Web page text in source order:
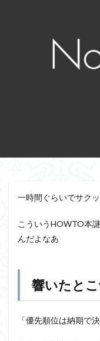
一時間ぐらいでサク
こういうHOWTO本
んだよなあ
響いたと
「優先順位は納期で決